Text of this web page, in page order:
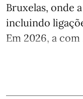
Bruxelas, onde
incluindo
Em 2026, a com